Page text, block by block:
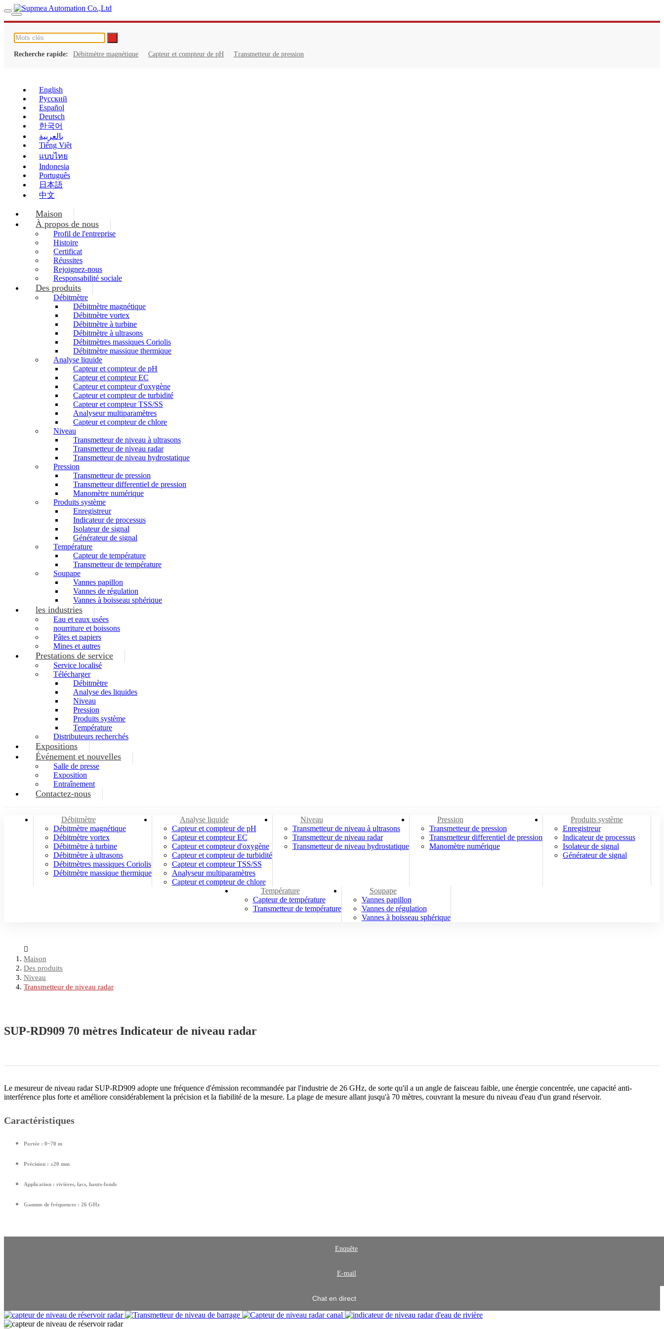
Recherche rapide: Débitmètre magnétique Capteur et compteur de pH Transmetteur de pression
English
Русский
Español
Deutsch
한국어
بالعربية
Tiếng Việt
แบบไทย
Indonesia
Português
日本語
中文
Maison
À propos de nous
Profil de l'entreprise
Histoire
Certificat
Réussites
Rejoignez-nous
Responsabilité sociale
Des produits
Débitmètre
Débitmètre magnétique
Débitmètre vortex
Débitmètre à turbine
Débitmètre à ultrasons
Débitmètres massiques Coriolis
Débitmètre massique thermique
Analyse liquide
Capteur et compteur de pH
Capteur et compteur EC
Capteur et compteur d'oxygène
Capteur et compteur de turbidité
Capteur et compteur TSS/SS
Analyseur multiparamètres
Capteur et compteur de chlore
Niveau
Transmetteur de niveau à ultrasons
Transmetteur de niveau radar
Transmetteur de niveau hydrostatique
Pression
Transmetteur de pression
Transmetteur differentiel de pression
Manomètre numérique
Produits système
Enregistreur
Indicateur de processus
Isolateur de signal
Générateur de signal
Température
Capteur de température
Transmetteur de température
Soupape
Vannes papillon
Vannes de régulation
Vannes à boisseau sphérique
les industries
Eau et eaux usées
nourriture et boissons
Pâtes et papiers
Mines et autres
Prestations de service
Service localisé
Télécharger
Débitmètre
Analyse des liquides
Niveau
Pression
Produits système
Température
Distributeurs recherchés
Expositions
Événement et nouvelles
Salle de presse
Exposition
Entraînement
Contactez-nous
Débitmètre
Débitmètre magnétique
Débitmètre vortex
Débitmètre à turbine
Débitmètre à ultrasons
Débitmètres massiques Coriolis
Débitmètre massique thermique
Analyse liquide
Capteur et compteur de pH
Capteur et compteur EC
Capteur et compteur d'oxygène
Capteur et compteur de turbidité
Capteur et compteur TSS/SS
Analyseur multiparamètres
Capteur et compteur de chlore
Niveau
Transmetteur de niveau à ultrasons
Transmetteur de niveau radar
Transmetteur de niveau hydrostatique
Pression
Transmetteur de pression
Transmetteur differentiel de pression
Manomètre numérique
Produits système
Enregistreur
Indicateur de processus
Isolateur de signal
Générateur de signal
Température
Capteur de température
Transmetteur de température
Soupape
Vannes papillon
Vannes de régulation
Vannes à boisseau sphérique
Maison
Des produits
Niveau
Transmetteur de niveau radar
SUP-RD909 70 mètres Indicateur de niveau radar
Le mesureur de niveau radar SUP-RD909 adopte une fréquence d'émission recommandée par l'industrie de 26 GHz, de sorte qu'il a un angle de faisceau faible, une énergie concentrée, une capacité anti-
interférence plus forte et améliore considérablement la précision et la fiabilité de la mesure. La plage de mesure allant jusqu'à 70 mètres, couvrant la mesure du niveau d'eau d'un grand réservoir.
Caractéristiques
Portée : 0~70 m
Précision : ±20 mm
Application : rivières, lacs, hauts-fonds
Gamme de fréquences : 26 GHz
Enquête
E-mail
Chat en direct